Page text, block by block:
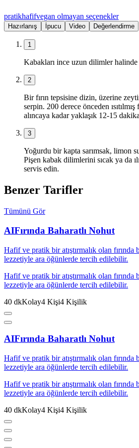
pratikhafifvegan olmayan seçenekler
Hazırlanış İpucu Video Değerlendirme
1
Kabakları ince uzun dilimler halinde
2
Bir fırın tepsisine dizin, üzerine
serpin. 200 derece önceden
alıncaya kadar yaklaşık 12-15
3
Yoğurdu bir kapta sarımsak, limon
Pişen kabak dilimlerini sıcak ya da
servis edin.
Benzer Tarifler
Tümünü Gör
AIFırında Baharatlı Nohut
Hafif ve pratik bir atıştırmalık olan fırında
lezzetiyle ara öğünlerde tercih edilebilir.
Hafif ve pratik bir atıştırmalık olan fırında
lezzetiyle ara öğünlerde tercih edilebilir.
40 dkKolay4 Kişi4 Kişilik
AIFırında Baharatlı Nohut
Hafif ve pratik bir atıştırmalık olan fırında
lezzetiyle ara öğünlerde tercih edilebilir.
Hafif ve pratik bir atıştırmalık olan fırında
lezzetiyle ara öğünlerde tercih edilebilir.
40 dkKolay4 Kişi4 Kişilik